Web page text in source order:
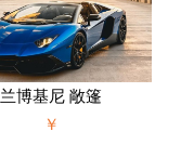
兰博基尼 敞篷
￥